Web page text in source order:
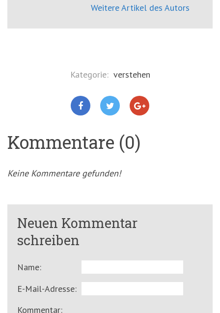
Weitere Artikel des Autors
Kategorie: verstehen
Kommentare (0)
Keine Kommentare gefunden!
Neuen Kommentar
schreiben
Name:
E-Mail-Adresse:
Kommentar: